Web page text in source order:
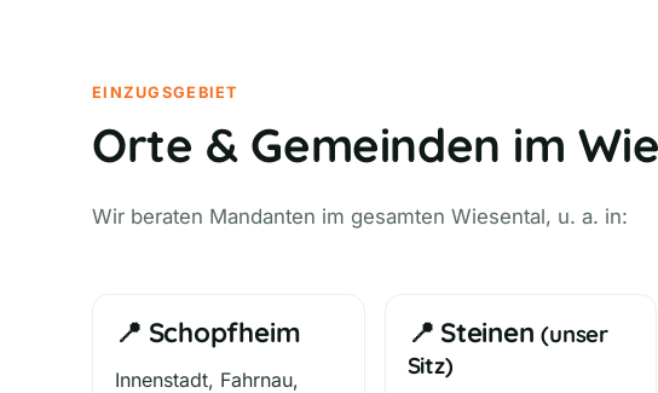
EINZUGSGEBIET
Orte & Gemeinden im
Wir beraten Mandanten im gesamten Wiesental, u. a. in:
📍 Schopfheim
Innenstadt, Fahrnau,
📍 Steinen(unser
Sitz)